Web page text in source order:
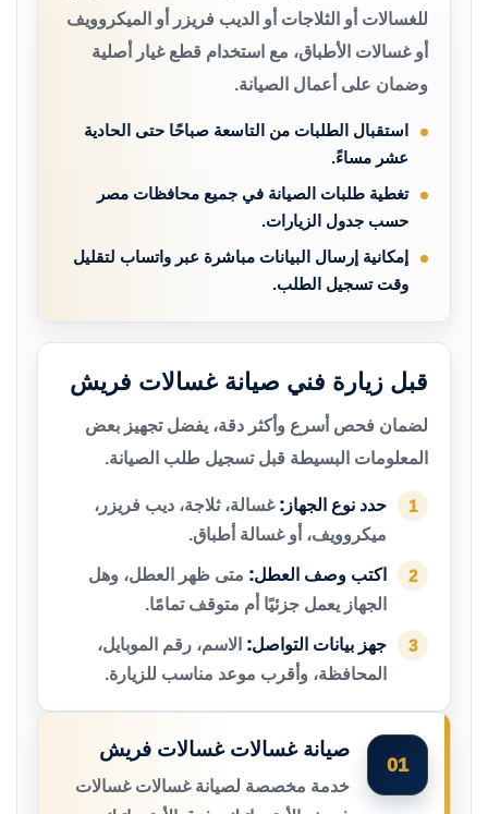
للغسالات أو الثلاجات أو الديب فريزر أو الميكروويف
أو غسالات الأطباق، مع استخدام قطع غيار أصلية
وضمان على أعمال الصيانة.
استقبال الطلبات من التاسعة صباحًا حتى الحادية
عشر مساءً.
تغطية طلبات الصيانة في جميع محافظات مصر
حسب جدول الزيارات.
إمكانية إرسال البيانات مباشرة عبر واتساب لتقليل
وقت تسجيل الطلب.
قبل زيارة فني صيانة غسالات فريش
لضمان فحص أسرع وأكثر دقة، يفضل تجهيز بعض
المعلومات البسيطة قبل تسجيل طلب الصيانة.
1 حدد نوع الجهاز: غسالة، ثلاجة، ديب فريزر،
ميكروويف، أو غسالة أطباق.
2 اكتب وصف العطل: متى ظهر العطل، وهل
الجهاز يعمل جزئيًا أم متوقف تمامًا.
3 جهز بيانات التواصل: الاسم، رقم الموبايل،
المحافظة، وأقرب موعد مناسب للزيارة.
01
صيانة غسالات غسالات فريش
خدمة مخصصة لصيانة غسالات غسالات